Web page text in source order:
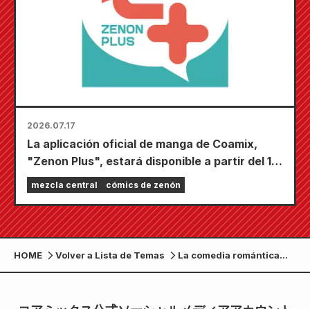
2026.07.17
La aplicación oficial de manga de Coamix,
"Zenon Plus", estará disponible a partir del 17
de julio. Está repleta de funciones para
mantenerte entretenido, incluyendo "Elige tu
primer capítulo gratis" y "Actualizaciones
diarias".
mezcla central cómics de zenón
HOME Volver a Lista de Temas
La comedia romántica
enormemente popular